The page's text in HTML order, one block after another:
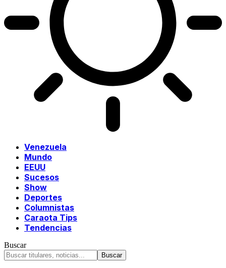
Venezuela
Mundo
EEUU
Sucesos
Show
Deportes
Columnistas
Caraota Tips
Tendencias
Buscar